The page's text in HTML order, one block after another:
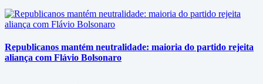
Republicanos mantém neutralidade: maioria do partido rejeita
aliança com Flávio Bolsonaro